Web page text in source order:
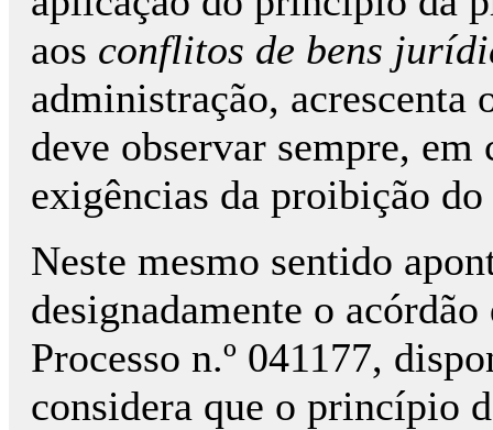
aos conflitos de bens
administração,
deve observar sempre, em
exigências da proibição
Neste mesmo sentido
designadamente o
Processo n.º 041177,
considera que o princípio